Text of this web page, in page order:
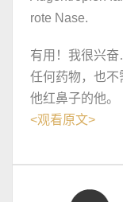
rote Nase.
有用！我很兴
任何药物，也不
他红鼻子的他。
<观看原文>